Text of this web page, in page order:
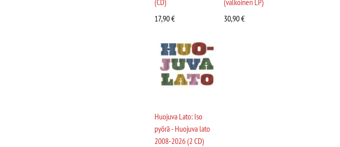
17,90€
30,90€
Huojuva Lato: Iso
pyörä - Huojuva lato
2008-2026 (2 CD)